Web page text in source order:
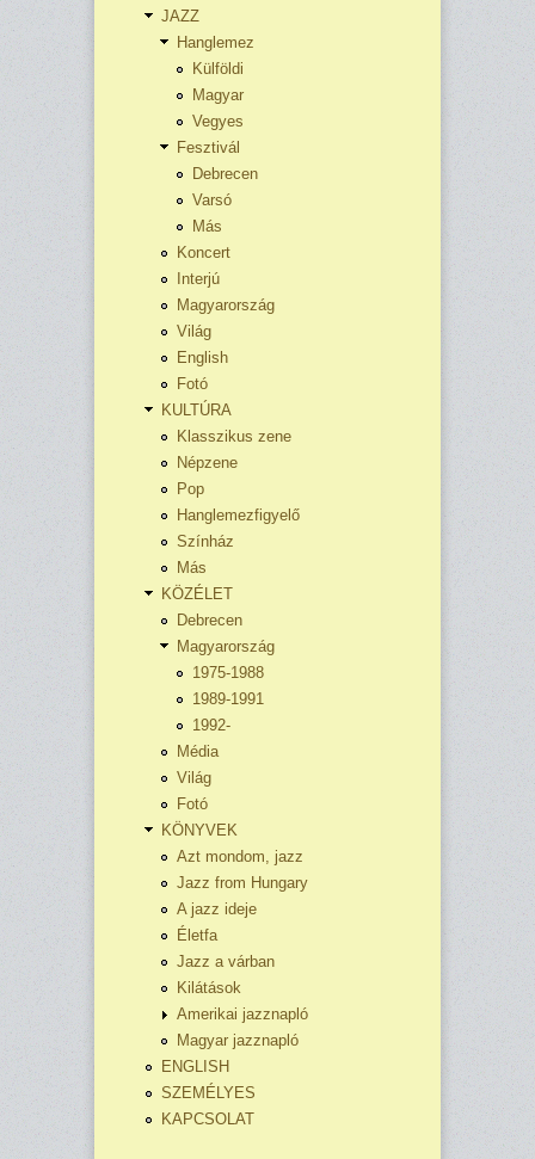
JAZZ
Hanglemez
Külföldi
Magyar
Vegyes
Fesztivál
Debrecen
Varsó
Más
Koncert
Interjú
Magyarország
Világ
English
Fotó
KULTÚRA
Klasszikus zene
Népzene
Pop
Hanglemezfigyelő
Színház
Más
KÖZÉLET
Debrecen
Magyarország
1975-1988
1989-1991
1992-
Média
Világ
Fotó
KÖNYVEK
Azt mondom, jazz
Jazz from Hungary
A jazz ideje
Életfa
Jazz a várban
Kilátások
Amerikai jazznapló
Magyar jazznapló
ENGLISH
SZEMÉLYES
KAPCSOLAT